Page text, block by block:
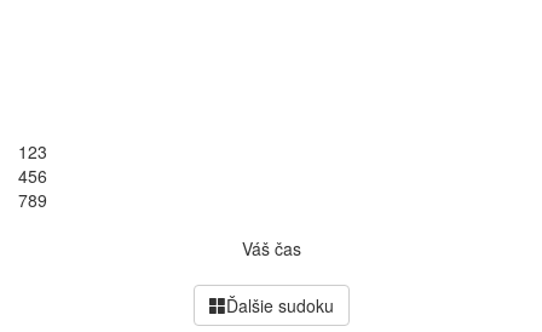
123
456
789
Váš čas
Ďalšie sudoku